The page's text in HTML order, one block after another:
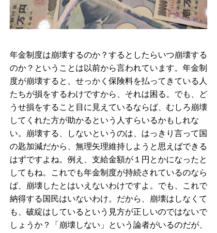
年金制度は崩壊するのか？するとしたらいつ崩壊する
のか？ということは以前から言われています。年金制
度が崩壊すると、せっかく保険料を払ってきている人
たちが損をするわけですから、それは困る。でも、ど
うせ損をすること目に見えているならば、むしろ崩壊
してくれた方が助かるという人すらいるかもしれな
い。崩壊する、しないというのは、はっきり言って国
の匙加減だから、無理矢理維持しようと思えばできる
はずですよね。例え、支給金額が１円とかになったと
してもね。これでも年金制度が持続されているのなら
ば、崩壊したとはいえないわけですよ。でも、これで
納得する国民はいないわけ。だから、崩壊はしなくて
も、破綻はしているという見方が正しいのではないで
しょうか？「崩壊しない」という論者がいるのだが、